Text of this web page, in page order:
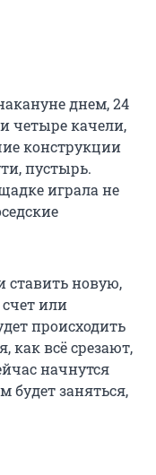
днем, 24
четыре качели,
конструкции
пустырь.
играла не
ставить новую,
или
происходить
как всё срезают,
начнутся
будет заняться,